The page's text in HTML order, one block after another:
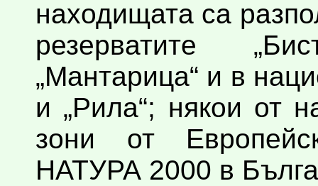
находищата са
резерватите
„Мантарица“ и в
и „Рила“; някои от
зони от
НАТУРА 2000 в